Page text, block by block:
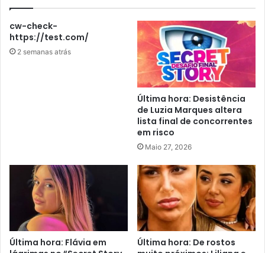
cw-check-
https://test.com/
2 semanas atrás
Última hora: Desistência
de Luzia Marques altera
lista final de concorrentes
em risco
Maio 27, 2026
Última hora: Flávia em
Última hora: De rostos